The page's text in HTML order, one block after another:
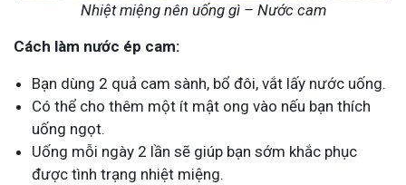
Nhiệt miệng nên uống gì – Nước cam
Cách làm nước ép cam:
Bạn dùng 2 quả cam sành, bổ đôi, vắt lấy nước uống.
Có thể cho thêm một ít mật ong vào nếu bạn thích
uống ngọt.
Uống mỗi ngày 2 lần sẽ giúp bạn sớm khắc phục
được tình trạng nhiệt miệng.